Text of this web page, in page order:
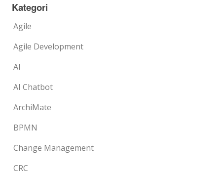
Kategori
Agile
Agile Development
AI
AI Chatbot
ArchiMate
BPMN
Change Management
CRC